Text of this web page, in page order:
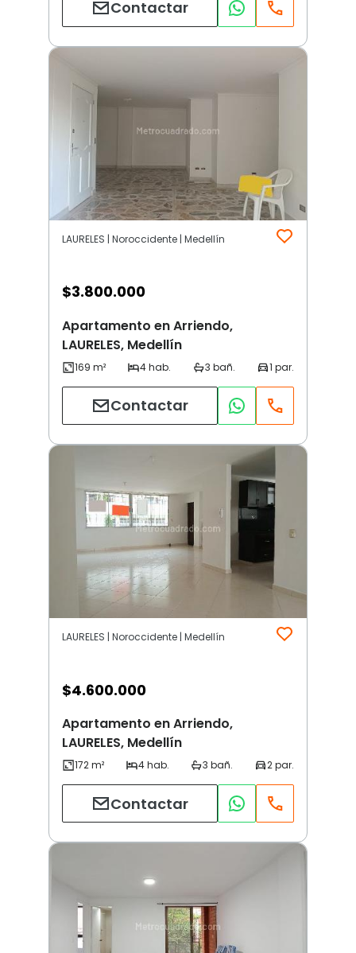
Contactar
LAURELES | Noroccidente | Medellín
$3.800.000
Apartamento en Arriendo,
LAURELES, Medellín
Contactar
LAURELES | Noroccidente | Medellín
$4.600.000
Apartamento en Arriendo,
LAURELES, Medellín
Contactar